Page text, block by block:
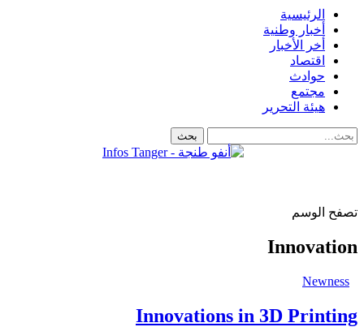
الرئيسية
أخبار وطنية
أخر الأخبار
اقتصاد
حوادث
مجتمع
هيئة التحرير
تصفح الوسم
Innovation
Newness
Innovations in 3D Printing